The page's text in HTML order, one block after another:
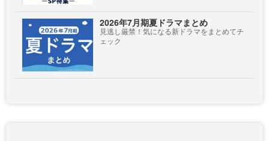
2026年7月期夏ドラマまとめ
見逃し厳禁！気になる新ドラマをまとめてチ
ェック